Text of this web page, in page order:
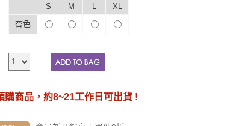
S M L
XL
杏色
購商品，約8~21工作 日可出貨 !